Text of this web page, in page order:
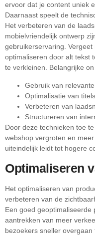
ervoor dat je content uniek
Daarnaast speelt de
Het verbeteren van de
mobielvriendelijk ontwerp
gebruikerservaring.
optimaliseren door alt tekst
te verkleinen. Belangrijke
Gebruik van
Optimalisatie van
Verbeteren van
Structureren van
Door deze technieken toe
webshop vergroten en
uiteindelijk leidt tot hogere
Optimaliseren
Het optimaliseren van
verbeteren van de
Een goed
aantrekken van meer
bezoekers sneller